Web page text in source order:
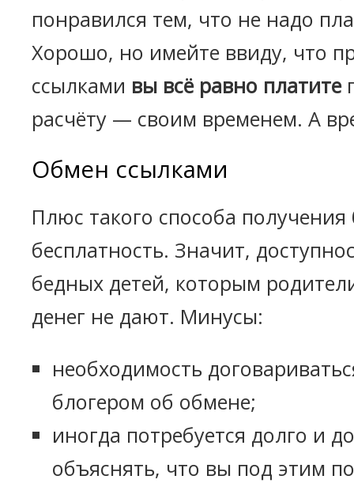
понравился тем, что не надо
Хорошо, но имейте ввиду, что
ссылками вы всё равно платите
расчёту — своим временем. А
Обмен ссылками
Плюс такого способа
бесплатность. Значит,
бедных детей, которым
денег не дают. Минусы:
необходимость
блогером об обмене;
иногда потребуется долго и
объяснять, что вы под этим